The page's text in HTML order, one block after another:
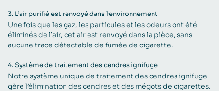
3. L’air purifié est renvoyé dans l’environnement
Une fois que les gaz, les particules et les odeurs ont été
éliminés de l’air, cet air est renvoyé dans la pièce, sans
aucune trace détectable de fumée de cigarette.
4.Système de traitement des cendres ignifuge​
Notre système unique de traitement des cendres ignifuge
gère l’élimination des cendres et des mégots de cigarettes.